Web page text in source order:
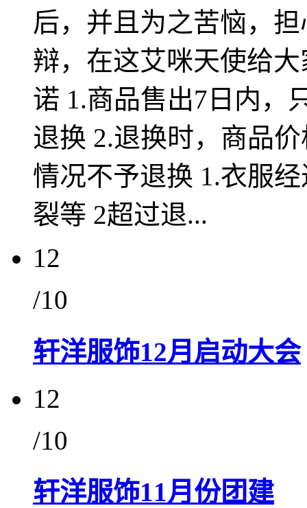
后，并且为之苦恼，
辩，在这艾咪天使给
诺 1.商品售出7日内，
退换 2.退换时，商品
情况不予退换 1.衣服
裂等 2超过退...
12
/10
轩洋服饰12月启动大会
12
/10
轩洋服饰11月份团建